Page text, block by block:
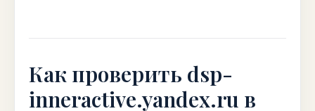
Как проверить dsp-
inneractive.yandex.ru в